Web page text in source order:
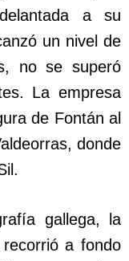
a su
un nivel de
no se superó
La empresa
de Fontán al
donde
gallega, la
a fondo